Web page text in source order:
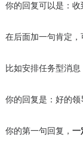
你的回复可以是：收
在后面加一句肯定，
比如安排任务型消
你的回复是：好的领
你的第一句回复， 一